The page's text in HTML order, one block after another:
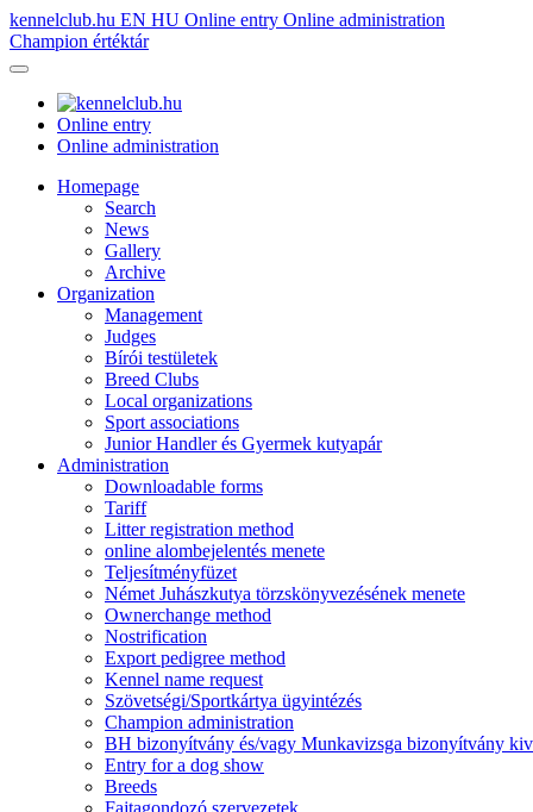
kennelclub.hu EN HU Online entry Online administration
Champion értéktár
Online entry
Online administration
Homepage
Search
News
Gallery
Archive
Organization
Management
Judges
Bírói testületek
Breed Clubs
Local organizations
Sport associations
Junior Handler és Gyermek kutyapár
Administration
Downloadable forms
Tariff
Litter registration method
online alombejelentés menete
Teljesítményfüzet
Német Juhászkutya törzskönyvezésének menete
Ownerchange method
Nostrification
Export pedigree method
Kennel name request
Szövetségi/Sportkártya ügyintézés
Champion administration
BH bizonyítvány és/vagy Munkavizsga bizonyítvány
Entry for a dog show
Breeds
Fajtagondozó szervezetek